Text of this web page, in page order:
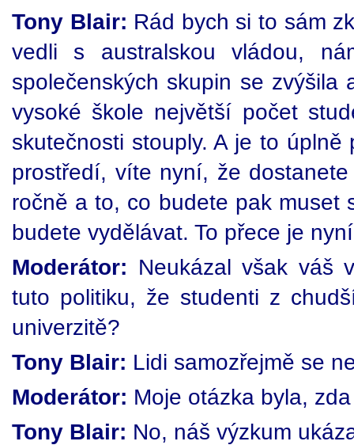
Tony Blair: Rád bych si to sám
vedli s australskou vládou,
společenských skupin se
vysoké škole největší počet
skutečnosti stouply. A je to
prostředí, víte nyní, že
ročně a to, co budete pak muset
budete vydělávat. To přece je
Moderátor: Neukázal však váš
tuto politiku, že studenti z
univerzitě?
Tony Blair: Lidi samozřejmě se
Moderátor: Moje otázka byla,
Tony Blair: No, náš výzkum